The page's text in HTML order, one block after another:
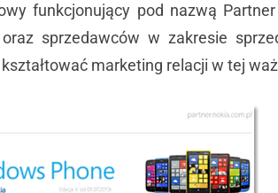
funkcjonujący pod nazwą
sprzedawców w zakresie
marketing relacji w tej